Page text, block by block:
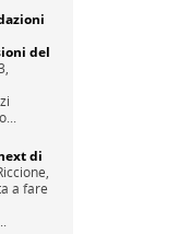
del
di
a fare